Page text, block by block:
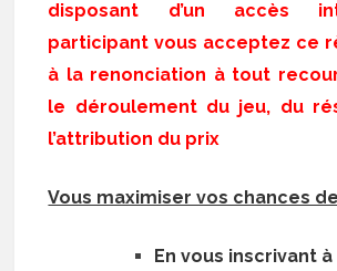
disposant d’un accès
participant vous acceptez ce
à la renonciation à tout
le déroulement du jeu, du
l’attribution du prix
Vous maximiser vos chances
En vous inscrivant à